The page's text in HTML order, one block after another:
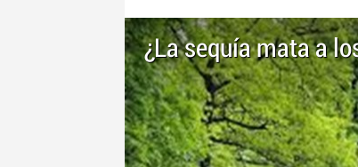
¿La sequía mata a